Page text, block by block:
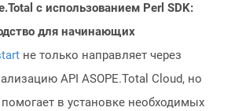
с использованием Perl SDK:
для начинающих
не только направляет через
API ASOPE.Total Cloud, но
в установке необходимых